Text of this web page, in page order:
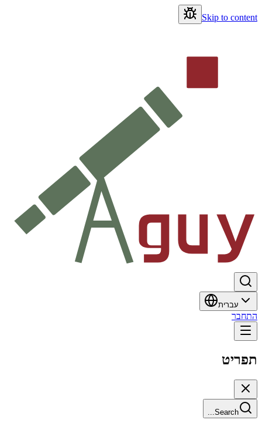
Skip to content
עברית
התחבר
תפריט
Search...